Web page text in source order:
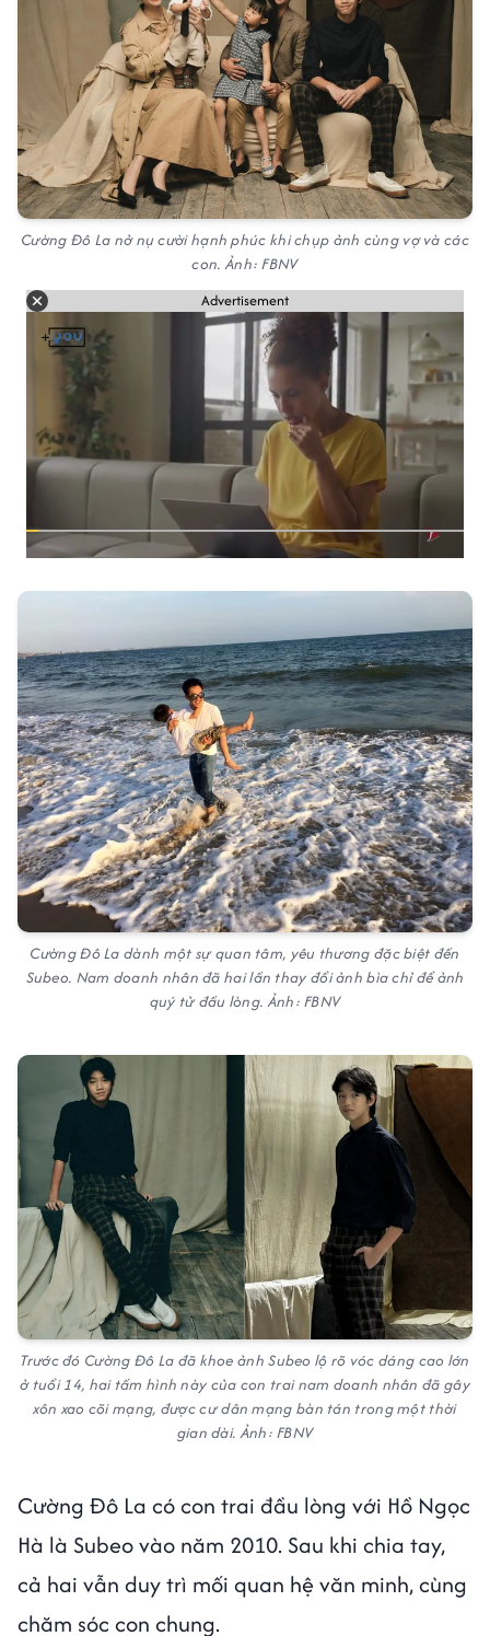
Cường Đô La nở nụ cười hạnh phúc khi chụp ảnh cùng vợ và các
con. Ảnh: FBNV
Advertisement
Cường Đô La dành một sự quan tâm, yêu thương đặc biệt đến
Subeo. Nam doanh nhân đã hai lần thay đổi ảnh bìa chỉ để ảnh
quý tử đầu lòng. Ảnh: FBNV
Trước đó Cường Đô La đã khoe ảnh Subeo lộ rõ vóc dáng cao lớn
ở tuổi 14, hai tấm hình này của con trai nam doanh nhân đã gây
xôn xao cõi mạng, được cư dân mạng bàn tán trong một thời
gian dài. Ảnh: FBNV
Cường Đô La có con trai đầu lòng với Hồ Ngọc
Hà là Subeo vào năm 2010. Sau khi chia tay,
cả hai vẫn duy trì mối quan hệ văn minh, cùng
chăm sóc con chung.